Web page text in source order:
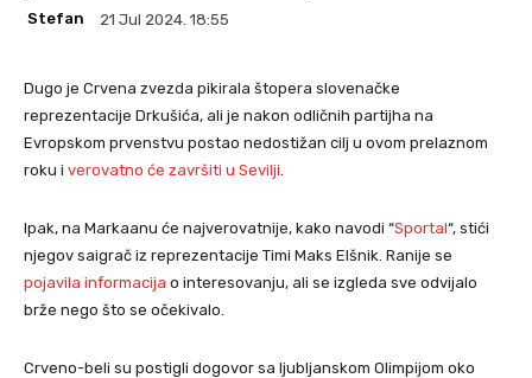
Stefan 21 Jul 2024. 18:55
Dugo je Crvena zvezda pikirala štopera slovenačke
reprezentacije Drkušića, ali je nakon odličnih partijha na
Evropskom prvenstvu postao nedostižan cilj u ovom prelaznom
roku i verovatno će završiti u Sevilji
Ipak, na Markaanu će najverovatnije, kako navodi “Sportal“, stići
njegov saigrač iz reprezentacije Timi Maks Elšnik. Ranije se
pojavila informacija o interesovanju, ali se izgleda sve odvijalo
brže nego što se očekivalo.
Crveno-beli su postigli dogovor sa ljubljanskom Olimpijom oko